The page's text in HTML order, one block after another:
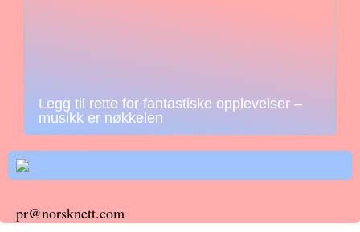
Legg til rette for fantastiske opplevelser –
musikk er nøkkelen
pr@norsknett.com